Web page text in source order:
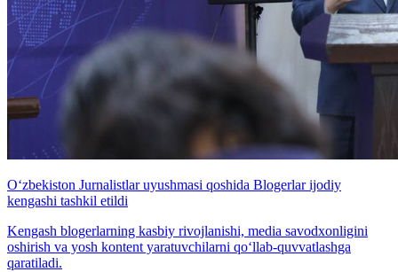
O‘zbekiston Jurnalistlar uyushmasi qoshida Blogerlar ijodiy
kengashi tashkil etildi
Kengash blogerlarning kasbiy rivojlanishi, media savodxonligini
oshirish va yosh kontent yaratuvchilarni qo‘llab-quvvatlashga
qaratiladi.